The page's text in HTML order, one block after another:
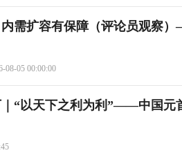
内需扩容有保障（评论员观察
08-05 00:00:00
“以天下之利为利”——中国元